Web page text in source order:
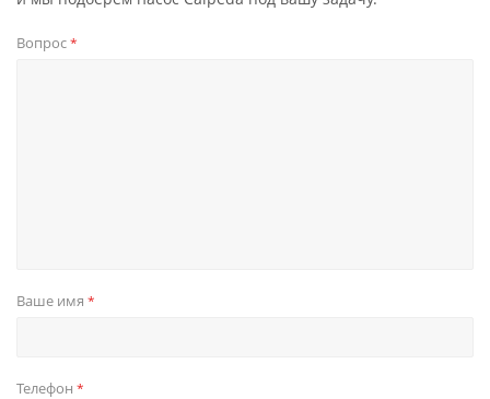
Вопрос*
Ваше имя *
Телефон *